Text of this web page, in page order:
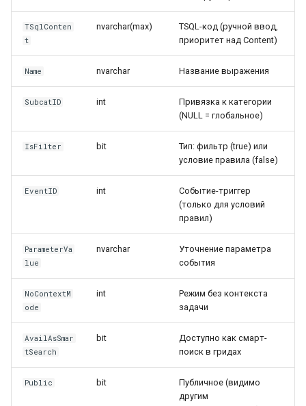
TSqlConten
t
nvarchar(max)
TSQL-код (ручной ввод,
приоритет над Content)
Name nvarchar Название выражения
SubcatID int
Привязка к категории
(NULL = глобальное)
IsFilter bit
Тип: фильтр (true) или
условие правила (false)
EventID int
Событие-триггер
(только для условий
правил)
ParameterVa
lue
nvarchar
Уточнение параметра
события
NoContextM
ode
int
Режим без контекста
задачи
AvailAsSmar
tSearch
bit
Доступно как смарт-
поиск в гридах
Public bit
Публичное (видимо
другим